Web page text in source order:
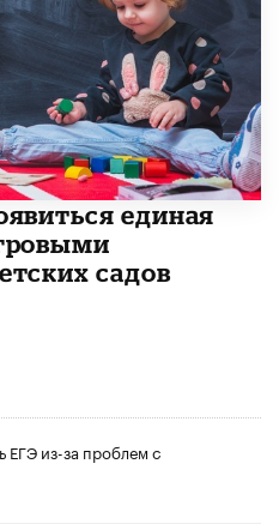
единая
садов
ЕГЭ из-за проблем с